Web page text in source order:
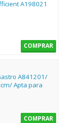
A198021
COMPRAR
A841201/
Apta para
COMPRAR